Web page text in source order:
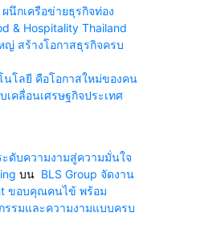
นึกเครือข่ายธุรกิจท่อง
& Hospitality Thailand
ญ่ สร้างโอกาสธุรกิจครบ
นโลยี คือโอกาสใหม่ของคน
คลื่อนเศรษฐกิจประเทศ
ะดับความงามสู่ความมั่นใจ
บน BLS Group จัดงาน
ขอบคุณคนไข้ พร้อม
รรมและความงามแบบครบ